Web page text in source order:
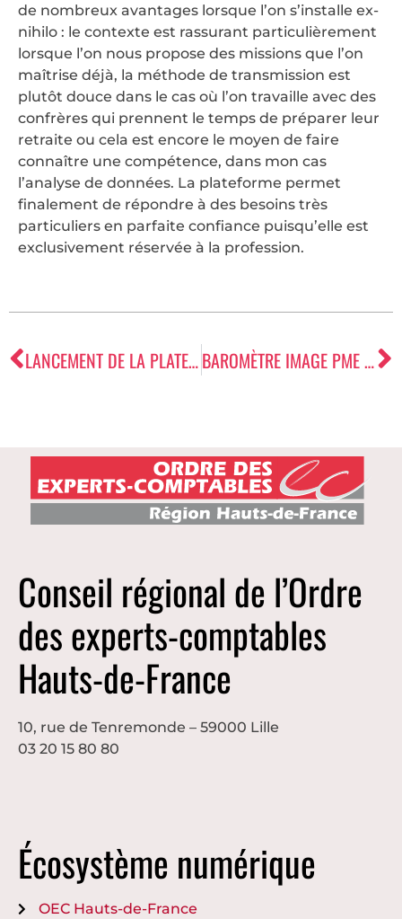
de nombreux avantages lorsque l’on s’installe ex-
nihilo : le contexte est rassurant particulièrement
lorsque l’on nous propose des missions que l’on
maîtrise déjà, la méthode de transmission est
plutôt douce dans le cas où l’on travaille avec des
confrères qui prennent le temps de préparer leur
retraite ou cela est encore le moyen de faire
connaître une compétence, dans mon cas
l’analyse de données. La plateforme permet
finalement de répondre à des besoins très
particuliers en parfaite confiance puisqu’elle est
exclusivement réservée à la profession.
LANCEMENT DE LA PLATEFORME RÉGIONALE DE RECRUTEMENT BAROMÈTRE IMAGE PME 3ÈME TRIMESTRE 2020
Conseil régional de l’Ordre
des experts-comptables
Hauts-de-France
10, rue de Tenremonde – 59000 Lille
03 20 15 80 80
Écosystème numérique
OEC Hauts-de-France